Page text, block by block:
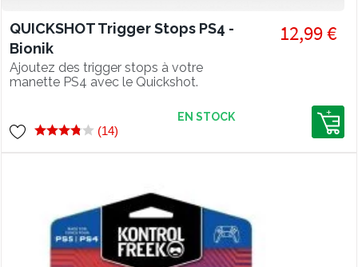
QUICKSHOT Trigger Stops PS4 -
Bionik
Ajoutez des trigger stops à votre
manette PS4 avec le Quickshot.
12,99 €
(14)
EN STOCK